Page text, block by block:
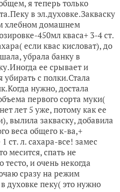
я теперь только
в эл.духовке.Закваску
хлебном домашнем
450мл кваса+ 3-4 ст.
если квас кисловат), до
убрала банку в
ее срывает и
с полки.Стала
нужно, достала
первого сорта муки(
лет 5 уже, потому как ее
вылила закваску, добавила
веса общего к-ва,+
ст. л. сахара-все! замес
месится, спать не
и очень некогда
сразу на режим
духовке пеку( это нужно